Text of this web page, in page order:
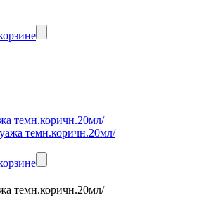
темн.коричн.20мл/
темн.коричн.20мл/